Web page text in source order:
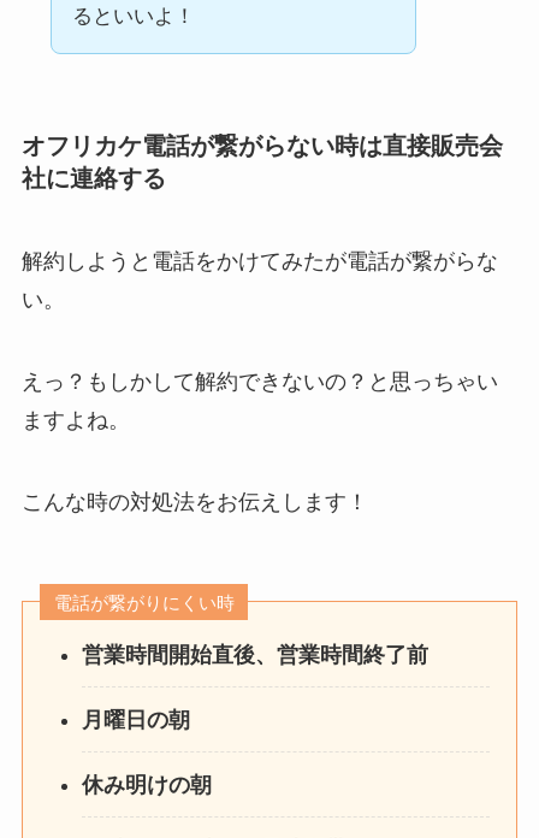
るといいよ！
オフリカケ電話が繋がらない時は直接販売会
社に連絡する
解約しようと電話をかけてみたが電話が繋がらな
い。
えっ？もしかして解約できないの？と思っちゃい
ますよね。
こんな時の対処法をお伝えします！
電話が繋がりにくい時
営業時間開始直後、営業時間終了前
月曜日の朝
休み明けの朝